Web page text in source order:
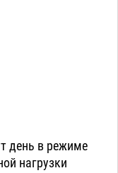
день в режиме
нагрузки